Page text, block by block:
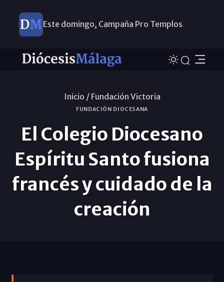
Inicio / Fundación Victoria
FUNDACIÓN DIOCESANA
El Colegio Diocesano
Espíritu Santo fusiona
francés y cuidado de la
creación